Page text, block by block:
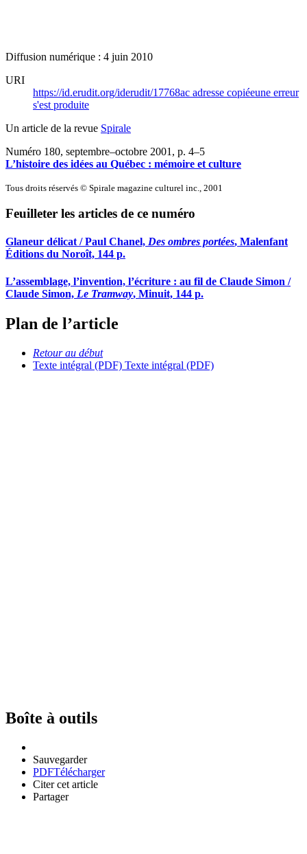
Diffusion numérique : 4 juin 2010
URI
https://id.erudit.org/iderudit/17768ac adresse copiéeune erreur
s'est produite
Un article de la revue Spirale
Numéro 180, septembre–octobre 2001 , p. 4–5
L’histoire des idées au Québec : mémoire et culture
Tous droits réservés © Spirale magazine culturel inc., 2001
Feuilleter les articles de ce numéro
Glaneur délicat / Paul Chanel, Des ombres portées, Malenfant
Éditions du Noroît, 144 p.
L’assemblage, l’invention, l’écriture : au fil de Claude Simon /
Claude Simon, Le Tramway, Minuit, 144 p.
Plan de l’article
Retour au début
Texte intégral (PDF) Texte intégral (PDF)
Boîte à outils
Sauvegarder
PDFTélécharger
Citer cet article
Partager